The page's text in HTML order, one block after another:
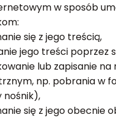
w sposób
się z jego treścią,
jego treści poprzez
lub zapisanie na
np. pobrania w
nośnik),
się z jego obecnie